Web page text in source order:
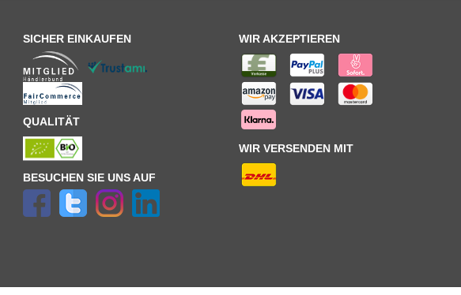
SICHER EINKAUFEN
QUALITÄT
BESUCHEN SIE UNS AUF
WIR AKZEPTIEREN
WIR VERSENDEN MIT